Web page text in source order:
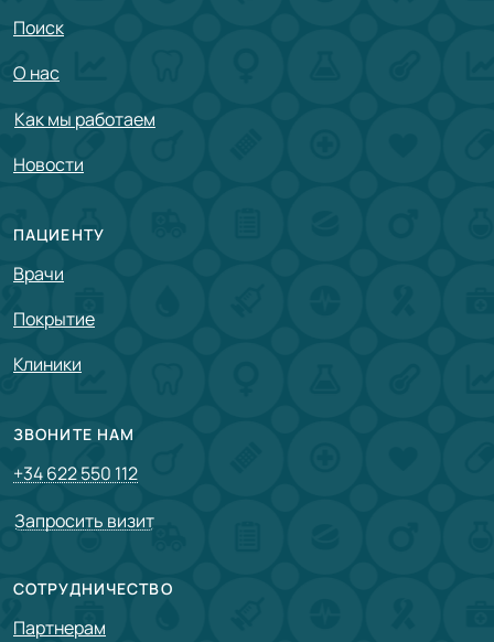
Поиск
О нас
Как мы работаем
Новости
ПАЦИЕНТУ
Врачи
Покрытие
Клиники
ЗВОНИТЕ НАМ
+34 622 550 112
Запросить визит
СОТРУДНИЧЕСТВО
Партнерам